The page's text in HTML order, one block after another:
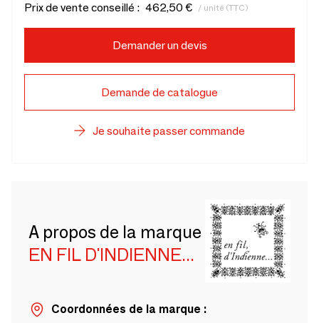
Prix de vente conseillé : 462,50 € / unité (TTC)
Demander un devis
Demande de catalogue
Je souhaite passer commande
A propos de la marque
EN FIL D'INDIENNE...
Coordonnées de la marque :